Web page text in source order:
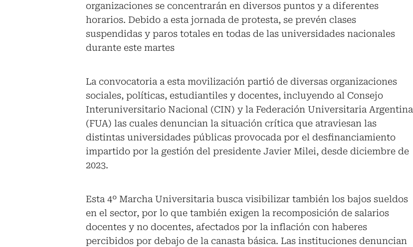
organizaciones se concentrarán en diversos puntos y a diferentes
horarios. Debido a esta jornada de protesta, se prevén clases
suspendidas y paros totales en todas de las universidades nacionales
durante este martes
La convocatoria a esta movilización partió de diversas organizaciones
sociales, políticas, estudiantiles y docentes, incluyendo al Consejo
Interuniversitario Nacional (CIN) y la Federación Universitaria Argentina
(FUA) las cuales denuncian la situación crítica que atraviesan las
distintas universidades públicas provocada por el desfinanciamiento
impartido por la gestión del presidente Javier Milei, desde diciembre de
2023.
Esta 4º Marcha Universitaria busca visibilizar también los bajos sueldos
en el sector, por lo que también exigen la recomposición de salarios
docentes y no docentes, afectados por la inflación con haberes
percibidos por debajo de la canasta básica. Las instituciones denuncian